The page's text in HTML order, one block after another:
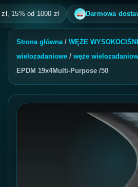
od 1000 zł Darmowa dostawa:
Strona główna/ WĘŻE
wielozadaniowe / węże
EPDM 19x4Multi-Purpose /50